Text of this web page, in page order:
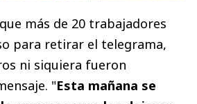
más de 20 trabajadores
para retirar el telegrama,
ni siquiera fueron
"Esta mañana se